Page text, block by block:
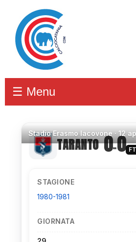
☰ Menu
StadioErasmo Iacovone ·12
TARANTO 0–0 FT
STAGIONE
1980-1981
GIORNATA